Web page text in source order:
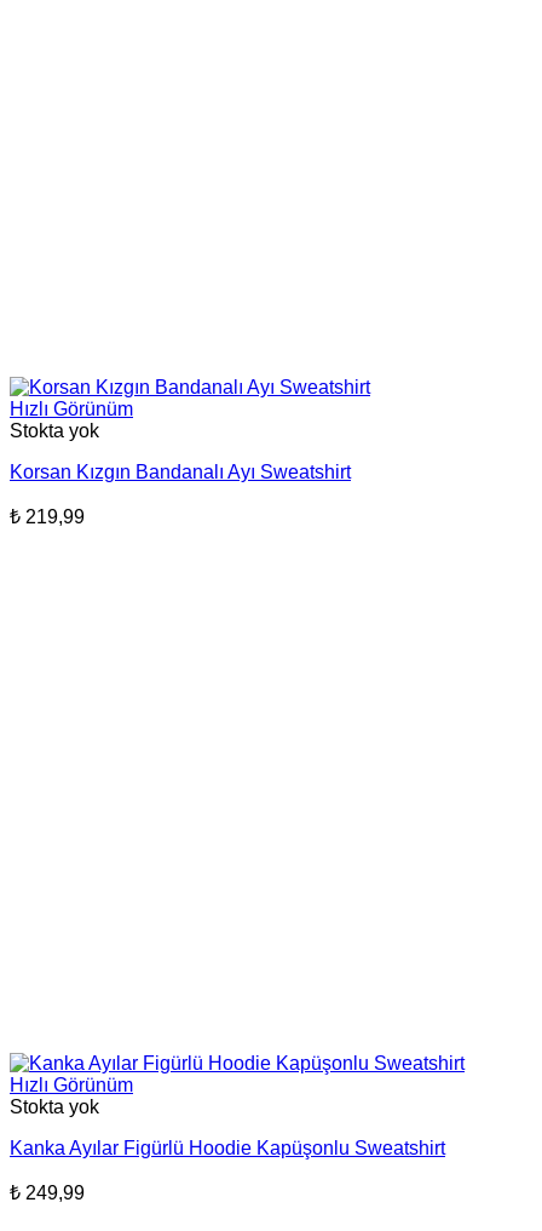
Hızlı Görünüm
Stokta yok
Korsan Kızgın Bandanalı Ayı Sweatshirt
₺ 219,99
Hızlı Görünüm
Stokta yok
Kanka Ayılar Figürlü Hoodie Kapüşonlu Sweatshirt
₺ 249,99